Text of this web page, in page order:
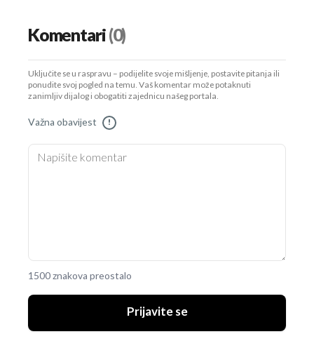
Komentari(0)
Uključite se u raspravu – podijelite svoje mišljenje, postavite pitanja ili
ponudite svoj pogled na temu. Vaš komentar može potaknuti
zanimljiv dijalog i obogatiti zajednicu našeg portala.
Važna obavijest !
1500 znakova preostalo
Prijavite se